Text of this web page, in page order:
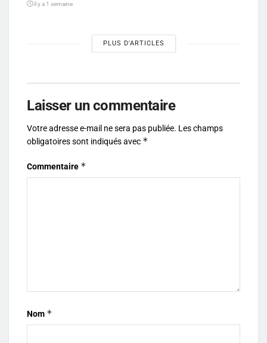
il y a 1 semaine
PLUS D'ARTICLES
Laisser un commentaire
Votre adresse e-mail ne sera pas publiée. Les champs
obligatoires sont indiqués avec *
Commentaire *
Nom *